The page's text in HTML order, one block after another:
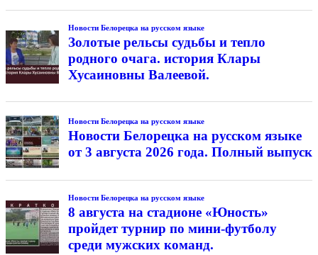
Новости Белорецка на русском языке
Золотые рельсы судьбы и тепло
родного очага. история Клары
Хусаиновны Валеевой.
Новости Белорецка на русском языке
Новости Белорецка на русском языке
от 3 августа 2026 года. Полный выпуск
Новости Белорецка на русском языке
8 августа на стадионе «Юность»
пройдет турнир по мини-футболу
среди мужских команд.